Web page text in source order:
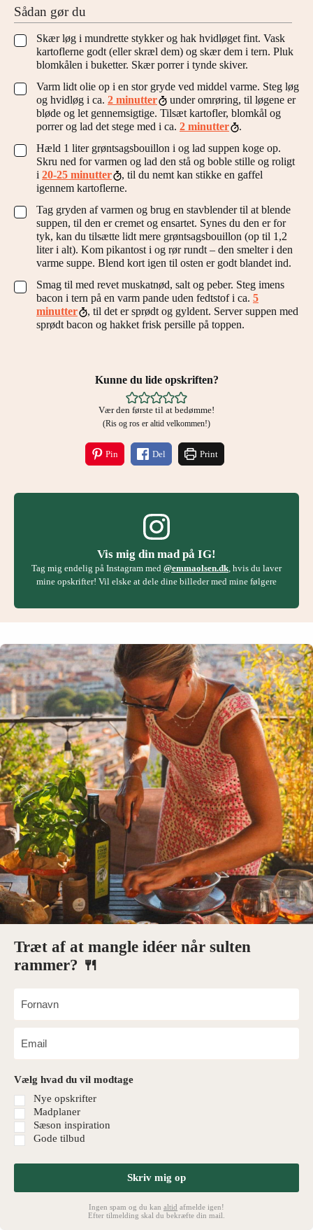
Sådan gør du
▢
Skær løg i mundrette stykker og hak hvidløget fint. Vask
kartoflerne godt (eller skræl dem) og skær dem i tern. Pluk
blomkålen i buketter. Skær porrer i tynde skiver.
▢
Varm lidt olie op i en stor gryde ved middel varme. Steg løg
og hvidløg i ca. 2 minutter
under omrøring, til løgene er
bløde og let gennemsigtige. Tilsæt kartofler, blomkål og
porrer og lad det stege med i ca. 2 minutter .
▢
Hæld 1 liter grøntsagsbouillon i og lad suppen koge op.
Skru ned for varmen og lad den stå og boble stille og roligt
i 20-25 minutter
, til du nemt kan stikke en gaffel
igennem kartoflerne.
▢
Tag gryden af varmen og brug en stavblender til at blende
suppen, til den er cremet og ensartet. Synes du den er for
tyk, kan du tilsætte lidt mere grøntsagsbouillon (op til 1,2
liter i alt). Kom pikantost i og rør rundt – den smelter i den
varme suppe. Blend kort igen til osten er godt blandet ind.
▢
Smag til med revet muskatnød, salt og peber. Steg imens
bacon i tern på en varm pande uden fedtstof i ca. 5
minutter
, til det er sprødt og gyldent. Server suppen med
sprødt bacon og hakket frisk persille på toppen.
Kunne du lide opskriften?
Vær den første til at bedømme!
(Ris og ros er altid velkommen!)
Pin Del Print
Vis mig din mad på IG!
Tag mig endelig på Instagram med @emmaolsen.dk , hvis du laver
mine opskrifter! Vil elske at dele dine billeder med mine følgere
Træt af at mangle idéer når sulten
rammer? 🍴
Vælg hvad du vil modtage
Nye opskrifter
Madplaner
Sæson inspiration
Gode tilbud
Skriv mig op
Ingen spam og du kan altid afmelde igen!
Efter tilmelding skal du bekræfte din mail.